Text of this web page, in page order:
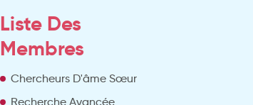
Liste Des
Membres
Chercheurs D'âme Sœur
Recherche Avancée